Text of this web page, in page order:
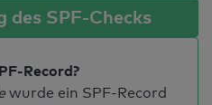
des SPF-Checks
Record?
wurde ein SPF-Record